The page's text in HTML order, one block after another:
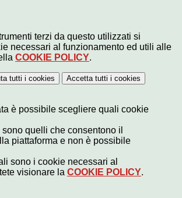
terzi da questo utilizzati si
necessari al funzionamento ed utili alle
COOKIE POLICY.
tutti i cookies Accetta tutti i cookies
è possibile scegliere quali cookie
sono quelli che consentono il
piattaforma e non è possibile
sono i cookie necessari al
visionare la COOKIE POLICY.